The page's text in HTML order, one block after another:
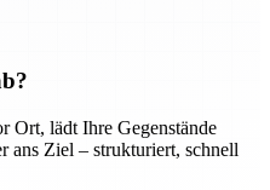
Ort, lädt Ihre Gegenstände
ans Ziel – strukturiert, schnell